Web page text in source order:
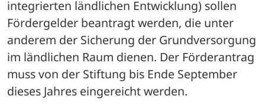
integrierten ländlichen Entwicklung) sollen
Fördergelder beantragt werden, die unter
anderem der Sicherung der Grundversorgung
im ländlichen Raum dienen. Der Förderantrag
muss von der Stiftung bis Ende September
dieses Jahres eingereicht werden.